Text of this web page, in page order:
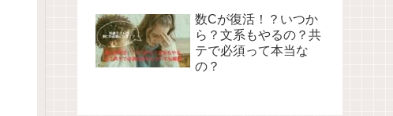
数Cが復活！？いつか
ら？文系もやるの？共
テで必須って本当な
の？